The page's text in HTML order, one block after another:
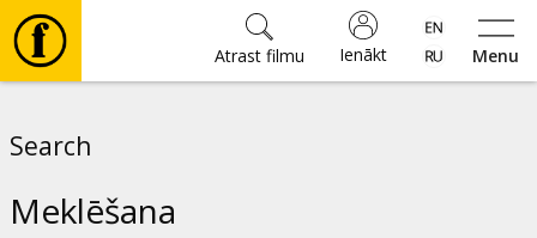
Menu
Ienākt
Atrast filmu
Search
Meklēšana